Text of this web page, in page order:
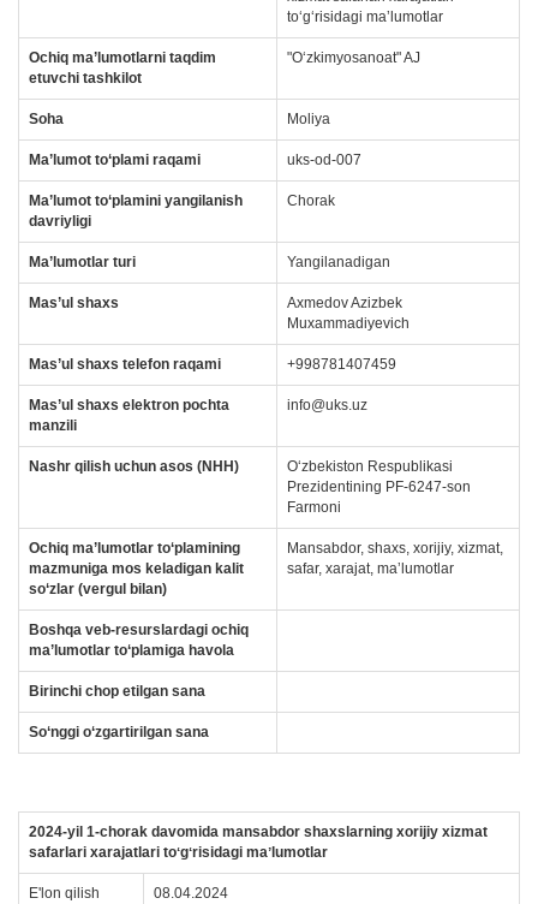
toʻgʻrisidagi maʼlumotlar
Ochiq ma’lumotlarni taqdim
etuvchi tashkilot
"O‘zkimyosanoat" AJ
Soha Moliya
Ma’lumot to‘plami raqami uks-od-007
Ma’lumot to‘plamini yangilanish
davriyligi
Сhorak
Ma’lumotlar turi Yangilanadigan
Mas’ul shaxs
Axmedov Azizbek
Muxammadiyevich
Mas’ul shaxs telefon raqami +998781407459
Mas’ul shaxs elektron pochta
manzili
info@uks.uz
Nashr qilish uchun asos (NHH)
Oʻzbekiston Respublikasi
Prezidentining PF-6247-son
Farmoni
Ochiq ma’lumotlar to‘plamining
mazmuniga mos keladigan kalit
so‘zlar (vergul bilan)
Mansabdor, shaxs, xorijiy, xizmat,
safar, xarajat, maʼlumotlar
Boshqa veb-resurslardagi ochiq
ma’lumotlar to‘plamiga havola
Birinchi chop etilgan sana
So‘nggi o‘zgartirilgan sana
2024-yil 1-chorak davomida mansabdor shaxslarning xorijiy xizmat
safarlari xarajatlari toʻgʻrisidagi maʼlumotlar
E'lon qilish
08.04.2024